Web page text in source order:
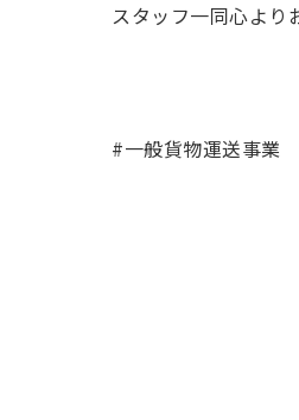
スタッフ一同心より
#一般貨物運送事業